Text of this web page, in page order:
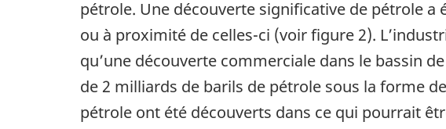
pétrole. Une découverte significative de pétrole a
ou à proximité de celles-ci (voir figure 2).
qu’une découverte commerciale dans le bassin
de 2 milliards de barils de pétrole sous la forme
pétrole ont été découverts dans ce qui pourrait